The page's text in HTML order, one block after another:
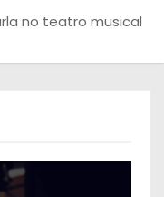
no teatro musical